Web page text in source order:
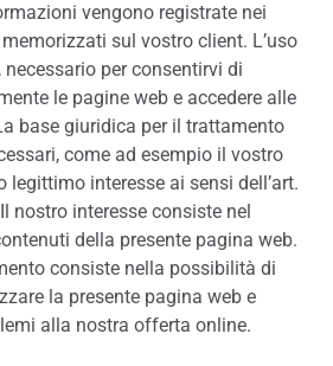
vengono registrate nei
sul vostro client. L’uso
necessario per consentirvi di
le pagine web e accedere alle
base giuridica per il trattamento
come ad esempio il vostro
legittimo interesse ai sensi dell’art.
nostro interesse consiste nel
della presente pagina web.
consiste nella possibilità di
la presente pagina web e
alla nostra offerta online.